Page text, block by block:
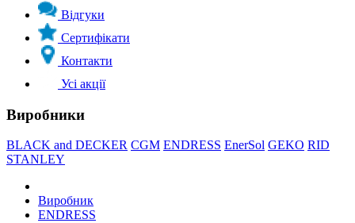
Відгуки
Сертифікати
Контакти
Усі акції
Виробники
BLACK and DECKER CGM ENDRESS EnerSol GEKO RID
STANLEY
Виробник
ENDRESS